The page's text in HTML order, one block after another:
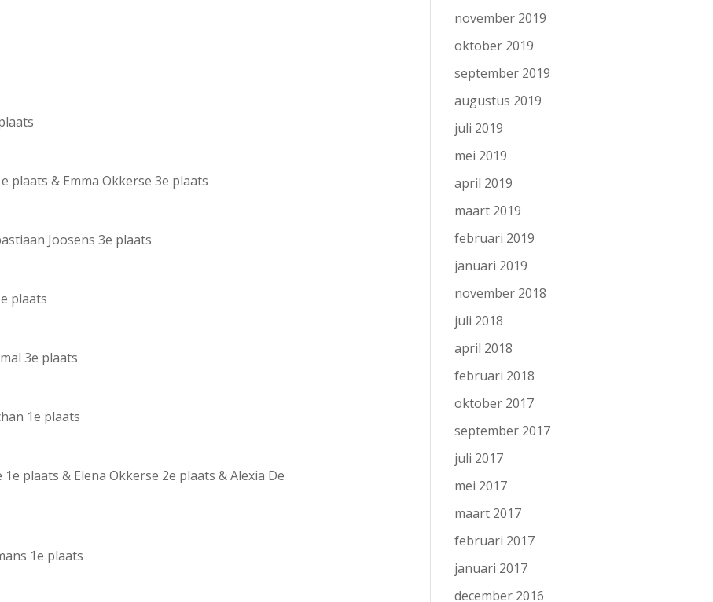
plaats & Emma Okkerse 3e plaats
Joosens 3e plaats
plaats
3e plaats
1e plaats
plaats & Elena Okkerse 2e plaats & Alexia De
1e plaats
november 2019
oktober 2019
september 2019
augustus 2019
juli 2019
mei 2019
april 2019
maart 2019
februari 2019
januari 2019
november 2018
juli 2018
april 2018
februari 2018
oktober 2017
september 2017
juli 2017
mei 2017
maart 2017
februari 2017
januari 2017
december 2016